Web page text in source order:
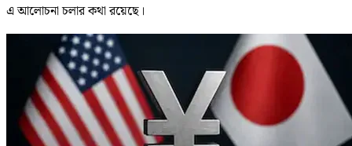
এ আলোচনা চলার কথা রয়েছে।